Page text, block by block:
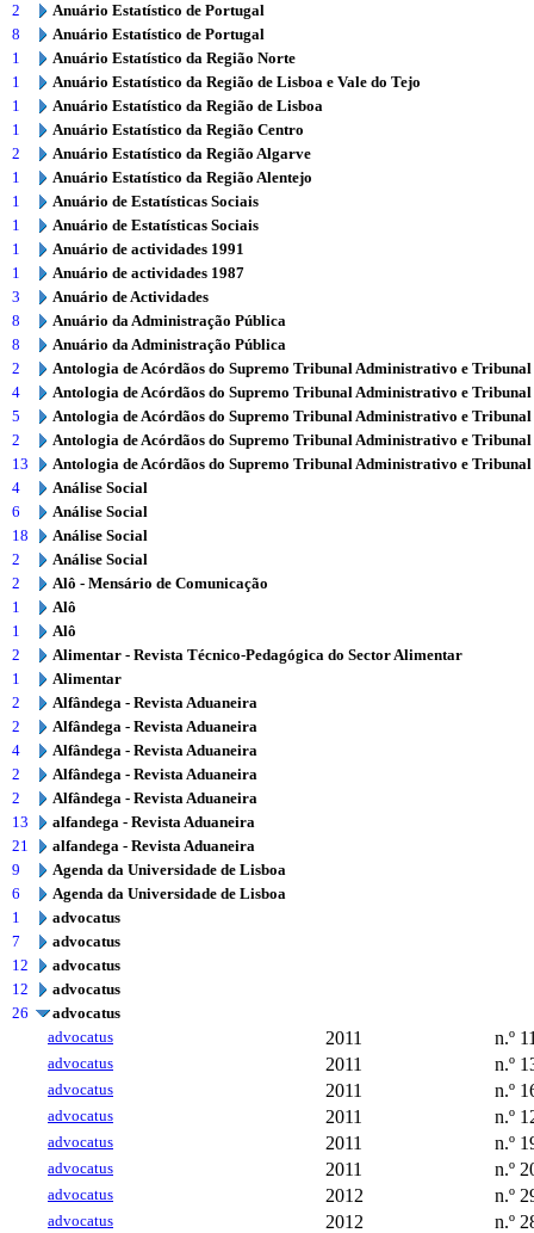
2
Anuário Estatístico de Portugal
8
Anuário Estatístico de Portugal
1
Anuário Estatístico da Região Norte
1
Anuário Estatístico da Região de Lisboa e Vale do Tejo
1
Anuário Estatístico da Região de Lisboa
1
Anuário Estatístico da Região Centro
2
Anuário Estatístico da Região Algarve
1
Anuário Estatístico da Região Alentejo
1
Anuário de Estatísticas Sociais
1
Anuário de Estatísticas Sociais
1
Anuário de actividades 1991
1
Anuário de actividades 1987
3
Anuário de Actividades
8
Anuário da Administração Pública
8
Anuário da Administração Pública
2
Antologia de Acórdãos do Supremo Tribunal Administrativo e
4
Antologia de Acórdãos do Supremo Tribunal Administrativo e
5
Antologia de Acórdãos do Supremo Tribunal Administrativo e
2
Antologia de Acórdãos do Supremo Tribunal Administrativo e
13
Antologia de Acórdãos do Supremo Tribunal Administrativo e
4
Análise Social
6
Análise Social
18
Análise Social
2
Análise Social
2
Alô - Mensário de Comunicação
1
Alô
1
Alô
2
Alimentar - Revista Técnico-Pedagógica do Sector Alimentar
1
Alimentar
2
Alfândega - Revista Aduaneira
2
Alfândega - Revista Aduaneira
4
Alfândega - Revista Aduaneira
2
Alfândega - Revista Aduaneira
2
Alfândega - Revista Aduaneira
13
alfandega - Revista Aduaneira
21
alfandega - Revista Aduaneira
9
Agenda da Universidade de Lisboa
6
Agenda da Universidade de Lisboa
1
advocatus
7
advocatus
12
advocatus
12
advocatus
26
advocatus
advocatus
2011 n.º
advocatus 2011 n.º
advocatus 2011 n.º
advocatus 2011 n.º
advocatus 2011 n.º
advocatus 2011 n.º
advocatus 2012 n.º
advocatus 2012 n.º